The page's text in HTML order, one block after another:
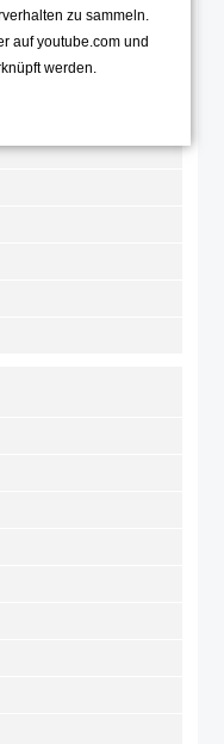
zu sammeln.
auf youtube.com und
werden.